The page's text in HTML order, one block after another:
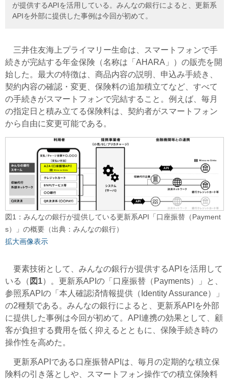
が提供するAPIを活用している。みんなの銀行によると、更新系
APIを外部に提供した事例は今回が初めて。
三井住友海上プライマリー生命は、スマートフォンで手
続きが完結する年金保険（名称は「AHARA」）の販売を開
始した。最大の特徴は、商品内容の説明、申込み手続き、
契約内容の確認・変更、保険料の追加積立てなど、すべて
の手続きがスマートフォンで完結すること。例えば、毎月
の指定日と積み立てる保険料は、契約者がスマートフォン
から自由に変更可能である。
図1：みんなの銀行が提供している更新系API「口座振替（Payment
s）」の概要（出典：みんなの銀行）
拡大画像表示
要素技術として、みんなの銀行が提供するAPIを活用して
いる（ 図1）。更新系APIの「口座振替（Payments）」と、
参照系APIの「本人確認済情報提供（Identity Assurance）」
の2種類である。みんなの銀行によると、更新系APIを外部
に提供した事例は今回が初めて。API連携の効果として、顧
客が負担する費用を低く抑えるとともに、保険手続き時の
操作性を高めた。
更新系APIである口座振替APIは、毎月の定期的な積立保
険料の引き落としや、スマートフォン操作での積立保険料